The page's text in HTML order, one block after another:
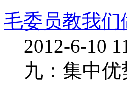
毛委员教我
2012-6-10
九：集中